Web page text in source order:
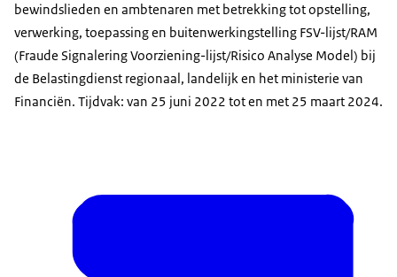
bewindslieden en ambtenaren met betrekking tot opstelling,
verwerking, toepassing en buitenwerkingstelling FSV-lijst/RAM
(Fraude Signalering Voorziening-lijst/Risico Analyse Model) bij
de Belastingdienst regionaal, landelijk en het ministerie van
Financiën. Tijdvak: van 25 juni 2022 tot en met 25 maart 2024.